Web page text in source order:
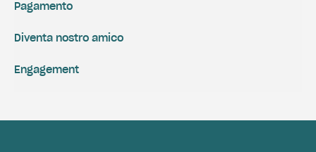
Pagamento
Engagement
Diventa nostro amico